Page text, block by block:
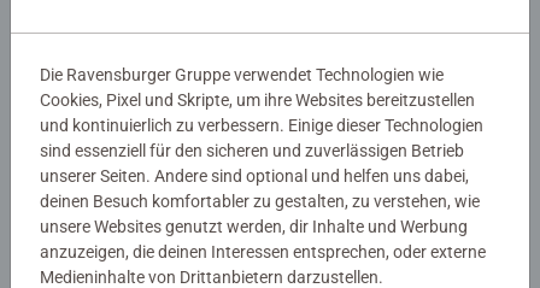
Ergebnis!
Dank der farbigen Motivlinien, können die Kinder das
ganze Motiv Schmetterling und die Farben schneller
erkennen. Der Pinsel hat eine gute Führung und so
entsteht ein perfektes Bild.
Die schönen Motive zum Ausmalen sind eine tolle
Geschenkidee für Kinder ab 7 Jahren und eine schöne
Dekoration. In diesem Malset sind bereits 10 fertig
gemischte Acrylfarben enthalten. Verpackungsdesign
Details
Artikelnummer:
28474
EAN:
4005556284740
Warnhinweise und Herstellerinformation
Die Ravensburger Gruppe verwendet Technologien wie
Cookies, Pixel und Skripte, um ihre Websites bereitzustellen
und kontinuierlich zu verbessern. Einige dieser Technologien
sind essenziell für den sicheren und zuverlässigen Betrieb
unserer Seiten. Andere sind optional und helfen uns dabei,
deinen Besuch komfortabler zu gestalten, zu verstehen, wie
unsere Websites genutzt werden, dir Inhalte und Werbung
anzuzeigen, die deinen Interessen entsprechen, oder externe
Medieninhalte von Drittanbietern darzustellen.